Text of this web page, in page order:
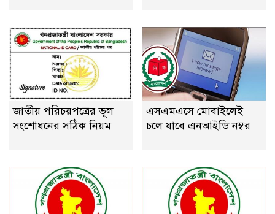
জাতীয় পরিচয়পত্রের ভূল
সংশোধনের সঠিক নিয়ম
এসএমএসে মোবাইলেই
চলে যাবে এনআইডি নম্বর